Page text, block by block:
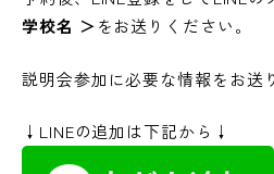
学校名 ＞をお送りください。
説明会参加に必要な情報をお送
↓LINEの追加は下記から↓